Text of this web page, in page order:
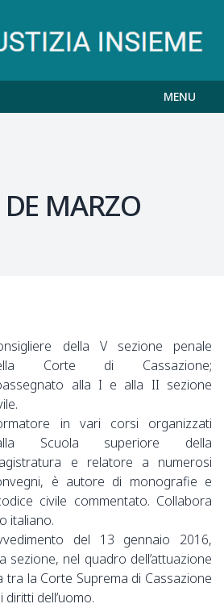
MENU
DE MARZO
della V sezione penale
Corte di Cassazione;
alla I e alla II sezione
in vari corsi organizzati
Scuola superiore della
e relatore a numerosi
è autore di monografie e
civile commentato. Collabora
italiano.
del 13 gennaio 2016,
sezione, nel quadro dell’attuazione
tra la Corte Suprema di Cassazione
dell’uomo.